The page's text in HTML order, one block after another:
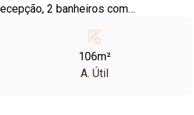
2 banheiros com
(água em comum, limpeza de área em
comum, produtos de limpeza em
comum, elevador, uso comum de
106m²
A. Útil